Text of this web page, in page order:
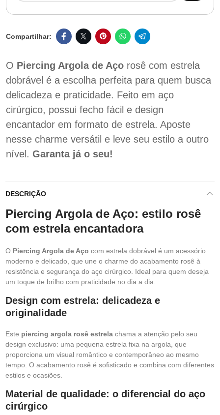
O Piercing Argola de Aço rosê com estrela
dobrável é a escolha perfeita para quem busca
delicadeza e praticidade. Feito em aço
cirúrgico, possui fecho fácil e design
encantador em formato de estrela. Aposte
nesse charme versátil e leve seu estilo a outro
nível. Garanta já o seu!
DESCRIÇÃO
Piercing Argola de Aço: estilo rosê
com estrela encantadora
O Piercing Argola de Aço com estrela dobrável é um acessório
moderno e delicado, que une o charme do acabamento rosê à
resistência e segurança do aço cirúrgico. Ideal para quem deseja
um toque de brilho com praticidade no dia a dia.
Design com estrela: delicadeza e
originalidade
Este piercing argola rosê estrela chama a atenção pelo seu
design exclusivo: uma pequena estrela fixa na argola, que
proporciona um visual romântico e contemporâneo ao mesmo
tempo. O acabamento rosê é sofisticado e combina com diferentes
estilos e ocasiões.
Material de qualidade: o diferencial do aço
cirúrgico